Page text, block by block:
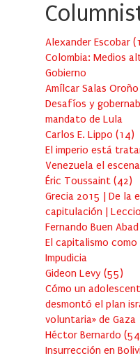
Alexander Escobar (
Colombia: Medios
Gobierno
Amílcar Salas Oroño
Desafíos y
mandato de Lula
Carlos E. Lippo (14)
El imperio está
Venezuela el
Éric Toussaint (42)
Grecia 2015 | De la
capitulación |
Fernando Buen
El capitalismo
Impudicia
Gideon Levy (55)
Cómo un
desmontó el plan
voluntaria» de Gaza
Héctor Bernardo (54
Insurrección en